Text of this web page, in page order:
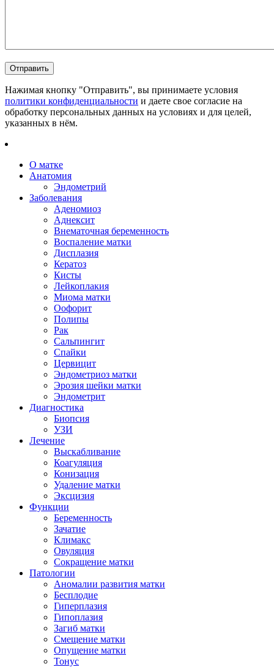
Нажимая кнопку "Отправить", вы принимаете условия
политики конфиденциальности и даете свое согласие на
обработку персональных данных на условиях и для целей,
указанных в нём.
О матке
Анатомия
Эндометрий
Заболевания
Аденомиоз
Аднексит
Внематочная беременность
Воспаление матки
Дисплазия
Кератоз
Кисты
Лейкоплакия
Миома матки
Оофорит
Полипы
Рак
Сальпингит
Спайки
Цервицит
Эндометриоз матки
Эрозия шейки матки
Эндометрит
Диагностика
Биопсия
УЗИ
Лечение
Выскабливание
Коагуляция
Конизация
Удаление матки
Эксцизия
Функции
Беременность
Зачатие
Климакс
Овуляция
Сокращение матки
Патологии
Аномалии развития матки
Бесплодие
Гиперплазия
Гипоплазия
Загиб матки
Смещение матки
Опущение матки
Тонус